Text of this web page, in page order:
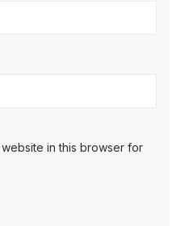
in this browser for